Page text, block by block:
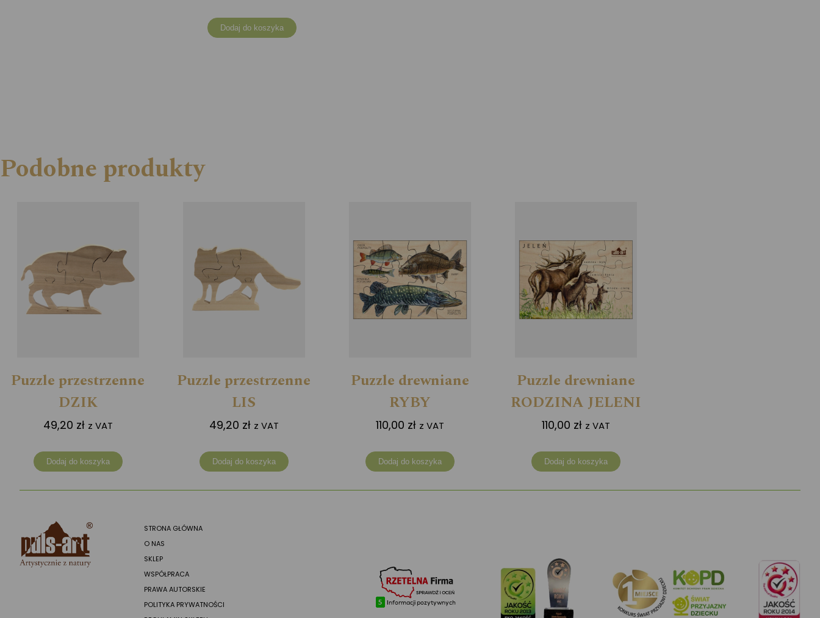
Dodaj do koszyka
Podobne produkty
Puzzle przestrzenne
DZIK
49,20 zł z VAT
Dodaj do koszyka
Puzzle przestrzenne
LIS
49,20 zł z VAT
Dodaj do koszyka
Puzzle drewniane
RYBY
110,00 zł z VAT
Dodaj do koszyka
Puzzle drewniane
RODZINA JELENI
110,00 zł z VAT
Dodaj do koszyka
STRONA GŁÓWNA
O NAS
SKLEP
WSPÓŁPRACA
PRAWA AUTORSKIE
POLITYKA PRYWATNOŚCI